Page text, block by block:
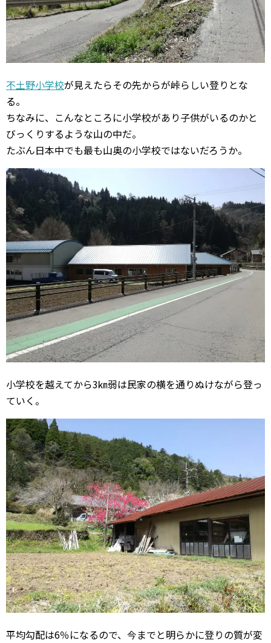
不土野小学校が見えたらその先からが峠らしい登りとな
る。
ちなみに、こんなところに小学校があり子供がいるのかと
びっくりするような山の中だ。
たぶん日本中でも最も山奥の小学校ではないだろうか。
小学校を越えてから3㎞弱は民家の横を通りぬけながら登っ
ていく。
平均勾配は6％になるので、今までと明らかに登りの質が変